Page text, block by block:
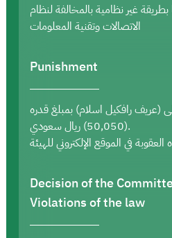
غير نظامية بالمخالفة لنظام
الاتصالات وتقنية المعلومات
Punishment
(عريف رافكيل اسلام) بمبلغ قدره
(50,050) ريال سعودي.
Decision of the
Violations of the law